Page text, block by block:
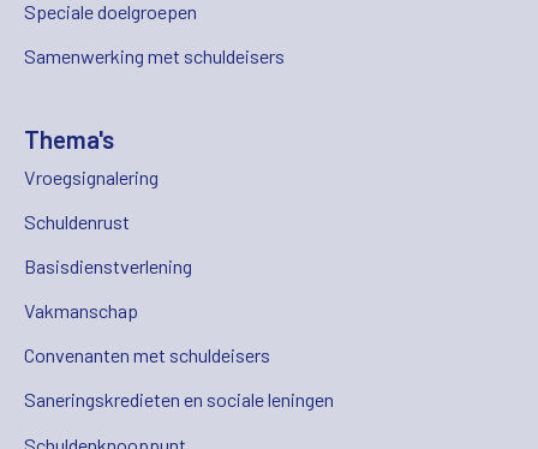
Speciale doelgroepen
Samenwerking met schuldeisers
Thema's
Vroegsignalering
Schuldenrust
Basisdienstverlening
Vakmanschap
Convenanten met schuldeisers
Saneringskredieten en sociale leningen
Schuldenknooppunt